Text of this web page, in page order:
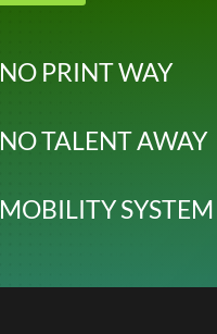
NO PRINT WAY
NO TALENT AWAY
MOBILITY SYSTEM